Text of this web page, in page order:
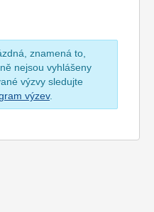
znamená to,
nejsou vyhlášeny
výzvy sledujte
výzev.